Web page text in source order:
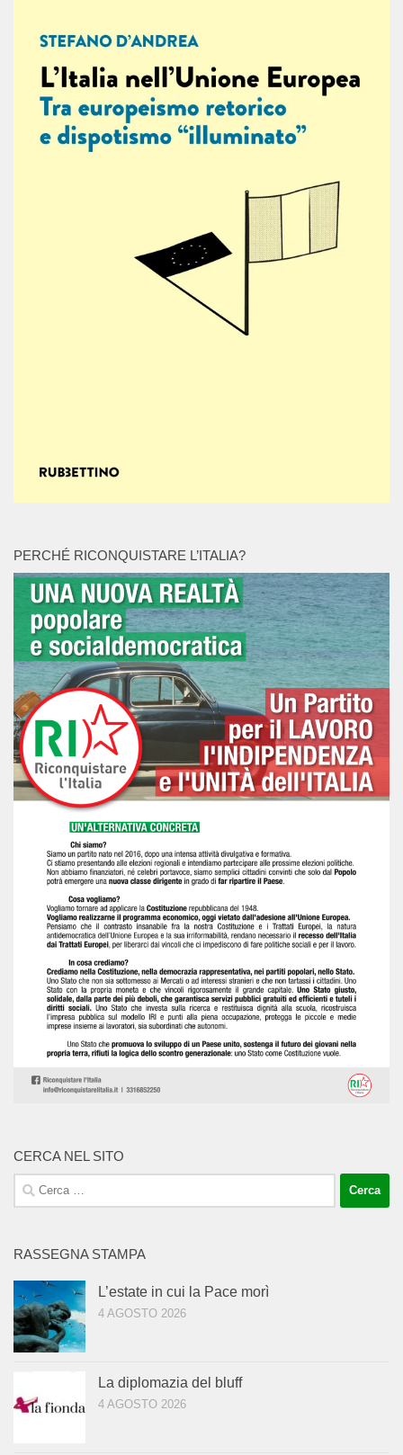
PERCHÉ RICONQUISTARE L’ITALIA?
CERCA NEL SITO
Ricerca
per:
RASSEGNA STAMPA
L’estate in cui la Pace morì
4 AGOSTO 2026
La diplomazia del bluff
4 AGOSTO 2026